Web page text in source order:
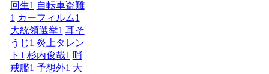
回生1 自転車盗難
1 カーフィルム1
大統領選挙1 耳そ
うじ1 炎上タレン
ト 1 杉内俊哉1 哨
戒艦1 予想外1 大